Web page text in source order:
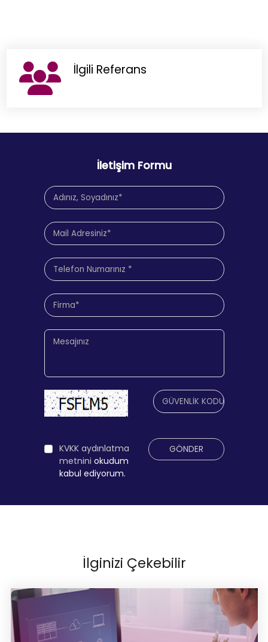
İlgili Referans
İletişim Formu
KVKK aydınlatma
metnini okudum
kabul ediyorum.
GÖNDER
İlginizi Çekebilir